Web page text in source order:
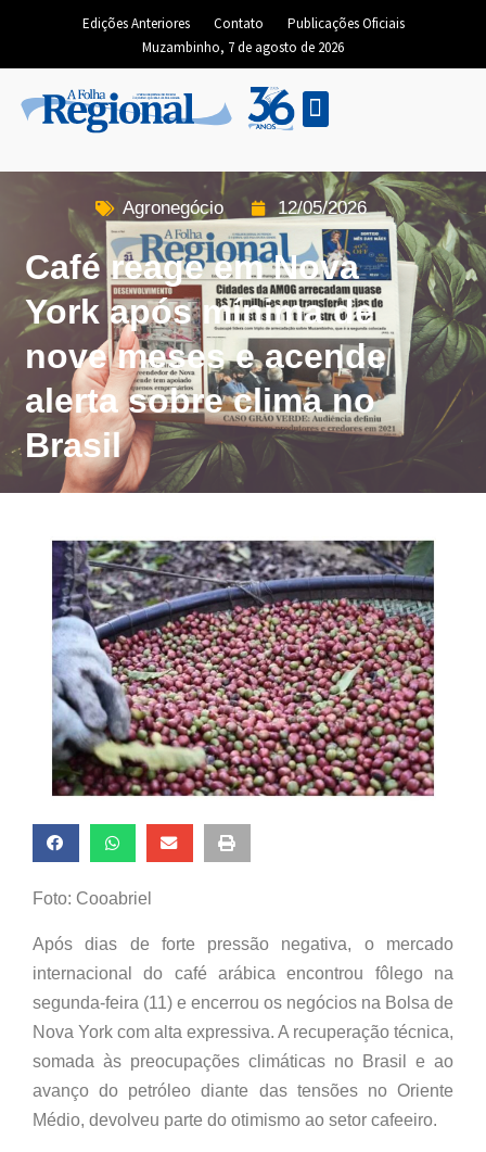
Edições Anteriores Contato
Publicações Oficiais
Muzambinho, 7 de agosto de 2026
Agronegócio 12/05/2026
Café reage em Nova
York após mínima de
nove meses e acende
alerta sobre clima no
Brasil
Foto: Cooabriel
Após dias de forte pressão negativa, o mercado
internacional do café arábica encontrou fôlego na
segunda-feira (11) e encerrou os negócios na Bolsa de
Nova York com alta expressiva. A recuperação técnica,
somada às preocupações climáticas no Brasil e ao
avanço do petróleo diante das tensões no Oriente
Médio, devolveu parte do otimismo ao setor cafeeiro.